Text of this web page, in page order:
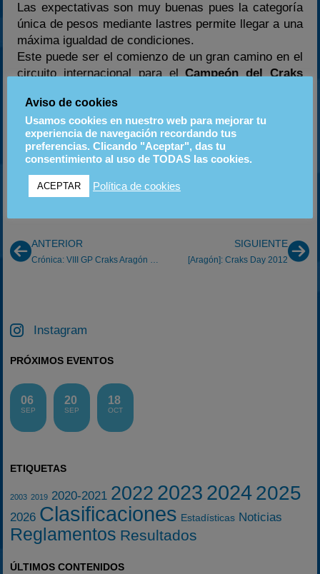
Las expectativas son muy buenas pues la categoría
única de pesos mediante lastres permite llegar a una
máxima igualdad de condiciones.
Este puede ser el comienzo de un gran camino en el
circuito internacional para elCampeón del Craks
ningún momento la mejor competición de karting de
alquiler que se realiza en la península, el
Racing.
¡¡¡SUERTE CAMPEÓN!!!
ANTERIOR
Crónica: VIII GP Craks Aragón Mozota 21/10/2012
SIGUIENTE
[Aragón]: Craks Day 2012
Instagram
PRÓXIMOS EVENTOS
06
SEP
20
SEP
18
OCT
ETIQUETAS
2003 2019 2020-2021 2022 2023 20242025
2026 Clasificaciones Estadísticas Noticias
Reglamentos Resultados
ÚLTIMOS CONTENIDOS
Aviso de cookies
Usamos cookies en nuestro web para mejorar tu
experiencia de navegación recordando tus
preferencias. Clicando "Aceptar", das tu
consentimiento al uso de TODAS las cookies.
ACEPTAR Política de cookies